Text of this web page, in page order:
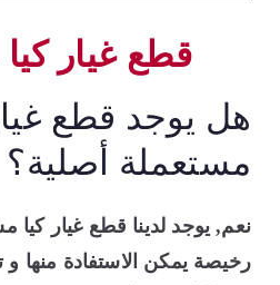
قطع غيار
هل يوجد قطع
مستعملة أصلية؟
نعم, يوجد لدينا قطع غيار كيا
رخيصة يمكن الاستفادة منها و